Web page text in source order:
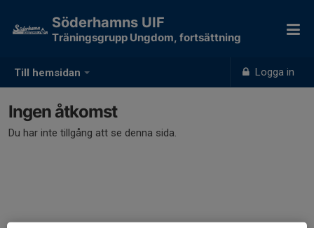
Till hemsidan Logga in
Söderhamns UIF
Träningsgrupp Ungdom, fortsättning
Ingen åtkomst
Du har inte tillgång att se denna sida.